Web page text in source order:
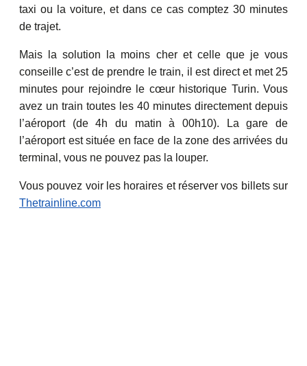
taxi ou la voiture, et dans ce cas comptez 30 minutes
de trajet.
Mais la solution la moins cher et celle que je vous
conseille c’est de prendre le train, il est direct et met 25
minutes pour rejoindre le cœur historique Turin. Vous
avez un train toutes les 40 minutes directement depuis
l’aéroport (de 4h du matin à 00h10). La gare de
l’aéroport est située en face de la zone des arrivées du
terminal, vous ne pouvez pas la louper.
Vous pouvez voir les horaires et réserver vos billets sur
Thetrainline.com